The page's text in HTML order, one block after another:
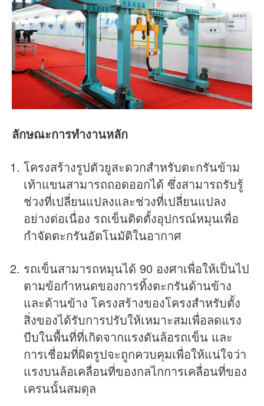
ลักษณะการทำงานหลัก
โครงสร้างรูปตัวยูสะดวกสำหรับตะกรันข้าม
เท้าแขนสามารถถอดออกได้ ซึ่งสามารถรับรู้
ช่วงที่เปลี่ยนแปลงและช่วงที่เปลี่ยนแปลง
อย่างต่อเนื่อง รถเข็นติดตั้งอุปกรณ์หมุนเพื่อ
กำจัดตะกรันอัตโนมัติในอากาศ
รถเข็นสามารถหมุนได้ 90 องศาเพื่อให้เป็นไป
ตามข้อกำหนดของการทิ้งตะกรันด้านข้าง
และด้านข้าง โครงสร้างของโครงสำหรับตั้ง
สิ่งของได้รับการปรับให้เหมาะสมเพื่อลดแรง
บีบในพื้นที่ที่เกิดจากแรงดันล้อรถเข็น และ
การเชื่อมที่ผิดรูปจะถูกควบคุมเพื่อให้แน่ใจว่า
แรงบนล้อเคลื่อนที่ของกลไกการเคลื่อนที่ของ
เครนนั้นสมดุล